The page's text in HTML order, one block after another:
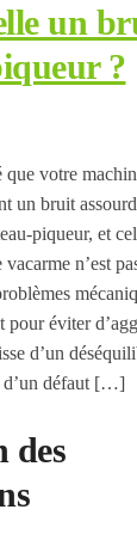
un
?
que votre
un bruit
piqueur, et
n’est
éviter
d’un
d’un défaut […]
des